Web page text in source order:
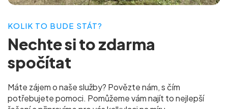
KOLIK TO BUDE STÁT?
Nechte si tozdarma
spočítat
Máte zájem o naše služby? Povězte nám, s čím
potřebujete pomoci. Pomůžeme vám najít to nejlepší